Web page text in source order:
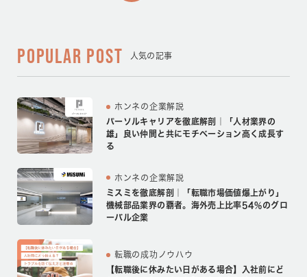
POPULAR POST 人気の記事
ホンネの企業解説
パーソルキャリアを徹底解剖｜「人材業界の
雄」良い仲間と共にモチベーション高く成長す
る
ホンネの企業解説
ミスミを徹底解剖｜「転職市場価値爆上がり」
機械部品業界の覇者。海外売上比率54%のグロ
ーバル企業
転職の成功ノウハウ
【転職後に休みたい日がある場合】入社前にど